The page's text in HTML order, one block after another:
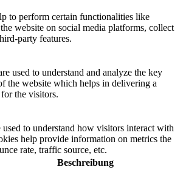
to perform certain functionalities like
website on social media platforms, collect
party features.
used to understand and analyze the key
the website which helps in delivering a
the visitors.
to understand how visitors interact with
help provide information on metrics the
rate, traffic source, etc.
Beschreibung